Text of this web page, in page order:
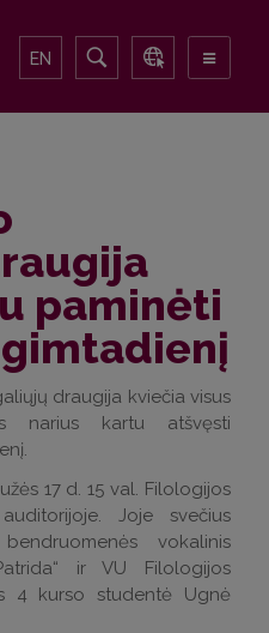
EN
paminėti
draugija kviečia visus
narius kartu atšvęsti
17 d. 15 val. Filologijos
Joje svečius
vokalinis
ir VU Filologijos
4 kurso studentė Ugnė